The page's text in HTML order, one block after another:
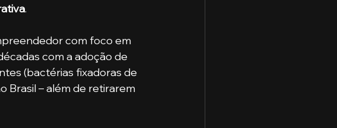
.
com a adoção de
(bactérias fixadoras de
Brasil – além de retirarem